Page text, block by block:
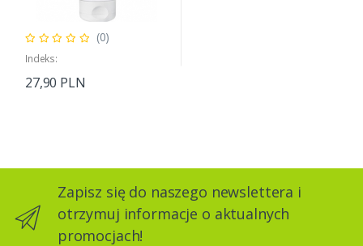
(0)
Indeks:
27,90 PLN
Zapisz się do naszego newslettera i
otrzymuj informacje o aktualnych
promocjach!